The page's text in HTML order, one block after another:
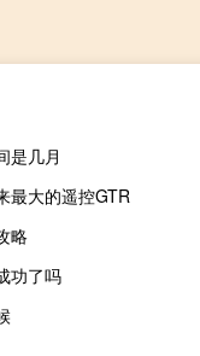
是几月
最大的遥控GTR
略
功了吗